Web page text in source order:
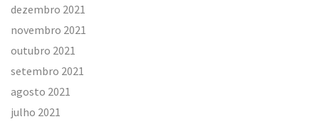
dezembro 2021
novembro 2021
outubro 2021
setembro 2021
agosto 2021
julho 2021